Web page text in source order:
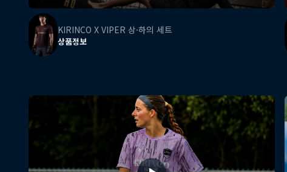
KIRINCO X VIPER 상·하의 세트
상품정보